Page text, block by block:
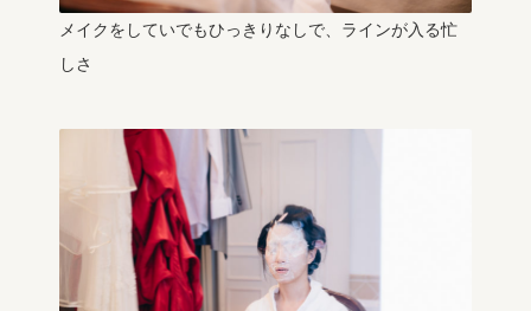
メイクをしていでもひっきりなしで、ラインが入る忙
しさ